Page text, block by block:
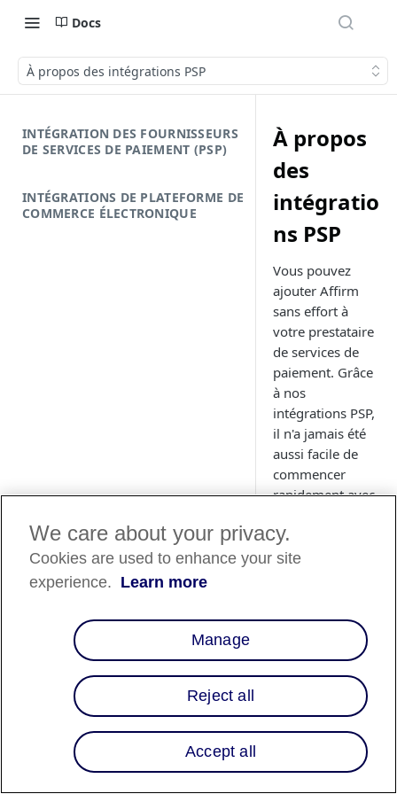
Docs
À propos des intégrations PSP
INTÉGRATION DES FOURNISSEURS
DE SERVICES DE PAIEMENT (PSP)
INTÉGRATIONS DE PLATEFORME DE
COMMERCE ÉLECTRONIQUE
À propos
des
intégratio
ns PSP
Vous pouvez
ajouter Affirm
sans effort à
votre prestataire
de services de
paiement. Grâce
à nos
intégrations PSP,
il n'a jamais été
aussi facile de
commencer
rapidement avec
révolutionne la
des options de
entreprises
solutions de
parcours d'achat.
processus de
entre les achats
augmentant les
fidélisation des
We care about your privacy.
Cookies are used to enhance your site
experience. Learn more
Manage
Reject all
Accept all